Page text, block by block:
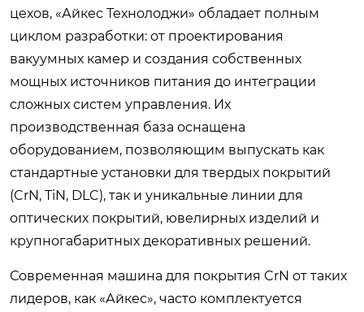
цехов, «Айкес Технолоджи» обладает полным
циклом разработки: от проектирования
вакуумных камер и создания собственных
мощных источников питания до интеграции
сложных систем управления. Их
производственная база оснащена
оборудованием, позволяющим выпускать как
стандартные установки для твердых покрытий
(CrN, TiN, DLC), так и уникальные линии для
оптических покрытий, ювелирных изделий и
крупногабаритных декоративных решений.
Современная машина для покрытия CrN от таких
лидеров, как «Айкес», часто комплектуется